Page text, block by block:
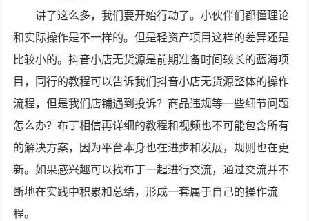
讲了这么多，我们要开始行动了。小伙伴们都懂理论
和实际操作是不一样的。但是轻资产项目这样的差异还是
比较小的。抖音小店无货源是前期准备时间较长的蓝海项
目，同行的教程可以告诉我们抖音小店无货源整体的操作
流程，但是我们店铺遇到投诉？商品违规等一些细节问题
怎么办？布丁相信再详细的教程和视频也不可能包含所有
的解决方案，因为平台本身也在进步和发展，规则也在更
新。如果感兴趣可以找布丁一起进行交流，通过交流并不
断地在实践中积累和总结，形成一套属于自己的操作流
程。